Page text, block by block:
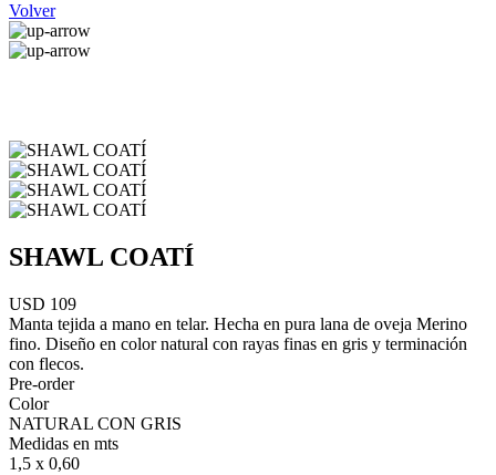
Volver
SHAWL COATÍ
USD 109
Manta tejida a mano en telar. Hecha en pura lana de oveja Merino
fino. Diseño en color natural con rayas finas en gris y terminación
con flecos.
Pre-order
Color
NATURAL CON GRIS
Medidas en mts
1,5 x 0,60